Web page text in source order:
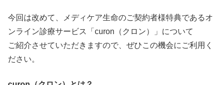
今回は改めて、メディケア生命のご契約者様特典であるオ
ンライン診療サービス「curon（クロン）」について
ご紹介させていただきますので、ぜひこの機会にご利用く
ださい。